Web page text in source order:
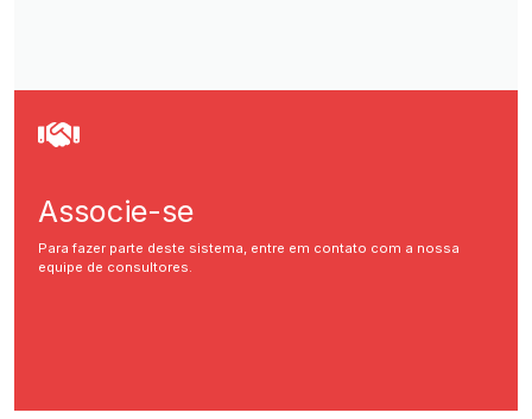
Associe-se
Para fazer parte deste sistema, entre em contato com a nossa
equipe de consultores.